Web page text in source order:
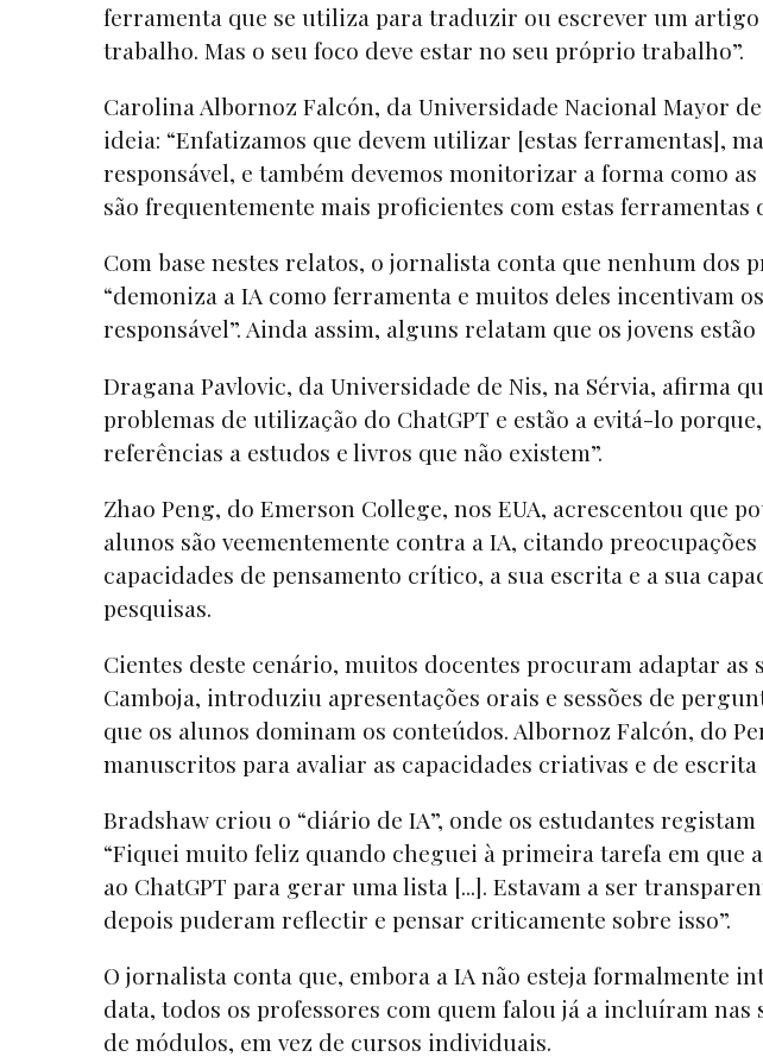
ferramenta que se utiliza para traduzir ou escrever um artigo
trabalho. Mas o seu foco deve estar no seu próprio trabalho”.
Carolina Albornoz Falcón, da Universidade Nacional Mayor
ideia: “Enfatizamos que devem utilizar [estas ferramentas],
responsável, e também devemos monitorizar a forma como
são frequentemente mais proficientes com estas ferramentas
Com base nestes relatos, o jornalista conta que nenhum dos
“demoniza a IA como ferramenta e muitos deles incentivam
responsável”. Ainda assim, alguns relatam que os jovens
Dragana Pavlovic, da Universidade de Nis, na Sérvia, afirma
problemas de utilização do ChatGPT e estão a evitá-lo
referências a estudos e livros que não existem”.
Zhao Peng, do Emerson College, nos EUA, acrescentou que
alunos são veementemente contra a IA, citando
capacidades de pensamento crítico, a sua escrita e a sua
pesquisas.
Cientes deste cenário, muitos docentes procuram adaptar as
Camboja, introduziu apresentações orais e sessões de
que os alunos dominam os conteúdos. Albornoz Falcón, do
manuscritos para avaliar as capacidades criativas e de escrita
Bradshaw criou o “diário de IA”, onde os estudantes
“Fiquei muito feliz quando cheguei à primeira tarefa em que
ao ChatGPT para gerar uma lista [...]. Estavam a ser
depois puderam reflectir e pensar criticamente sobre isso”.
O jornalista conta que, embora a IA não esteja formalmente
data, todos os professores com quem falou já a incluíram
de módulos, em vez de cursos individuais.